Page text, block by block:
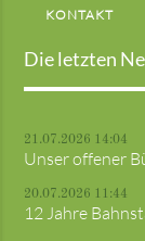
KONTAKT
Die letzten
21.07.2026 14:04
Unser offener
20.07.2026 11:44
12 Jahre